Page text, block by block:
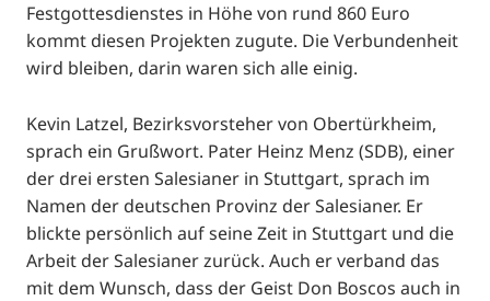
Festgottesdienstes in Höhe von rund 860 Euro
kommt diesen Projekten zugute. Die Verbundenheit
wird bleiben, darin waren sich alle einig.
Kevin Latzel, Bezirksvorsteher von Obertürkheim,
sprach ein Grußwort. Pater Heinz Menz (SDB), einer
der drei ersten Salesianer in Stuttgart, sprach im
Namen der deutschen Provinz der Salesianer. Er
blickte persönlich auf seine Zeit in Stuttgart und die
Arbeit der Salesianer zurück. Auch er verband das
mit dem Wunsch, dass der Geist Don Boscos auch in